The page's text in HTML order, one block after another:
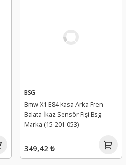
BSG
Bmw X1 E84 Kasa Arka Fren
Balata İkaz Sensör Fişi Bsg
Marka (15-201-053)
349,42 ₺